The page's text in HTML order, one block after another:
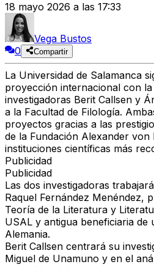
18 mayo 2026 a las 17:33
Vega Bustos
0
Compartir
La Universidad de Salamanca
proyección internacional con
investigadoras Berit Callsen y
a la Facultad de Filología.
proyectos gracias a las
de la Fundación Alexander
instituciones científicas más
Publicidad
Publicidad
Las dos investigadoras
Raquel Fernández Menéndez,
Teoría de la Literatura y
USAL y antigua beneficiaria
Alemania.
Berit Callsen centrará su
Miguel de Unamuno y en el